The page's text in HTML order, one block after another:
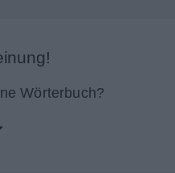
Wörterbuch?